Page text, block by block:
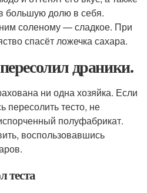
большую долю в себя.
соленому — сладкое. При
спасёт ложечка сахара.
драники.
ни одна хозяйка. Если
пересолить тесто, не
полуфабрикат.
воспользовавшись
теста